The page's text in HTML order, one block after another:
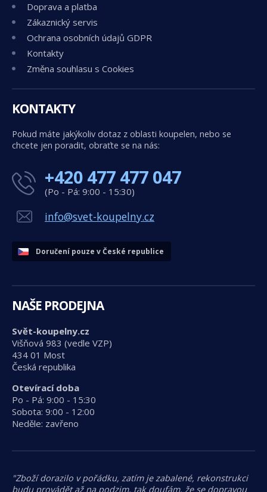
Doprava a platba
Zákaznický servis
Ochrana osobních údajů GDPR
Kontakty
Změna souhlasu s Cookies
KONTAKTY
Pokud máte jakýkoliv dotaz z oblasti koupelen, nebo se
chcete jen poradit, obraťte se na nás:
+420 477 477 047
(Po - Pá: 9:00 - 15:30)
info@svet-koupelny.cz
Doručení pouze v České republice
NAŠE PRODEJNA
Svět-koupelny.cz
Višňová 983 (vedle VZP)
434 01 Most
Česká republika
Otevírací doba
Po - Pá: 9:00 - 15:30
Sobota: 9:00 - 12:00
Neděle: zavřeno
"Zboží dorazilo v pořádku, zatím je zabalené, rekonstrukci
budu provádět až na podzim, tak doufám, že se dopravou